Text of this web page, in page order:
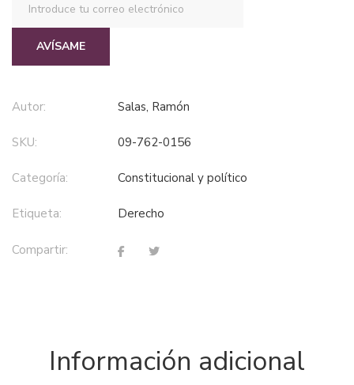
AVÍSAME
Autor: Salas, Ramón
SKU: 09-762-0156
Categoría: constitucional y político
Etiqueta: derecho
Compartir:
Información adicional